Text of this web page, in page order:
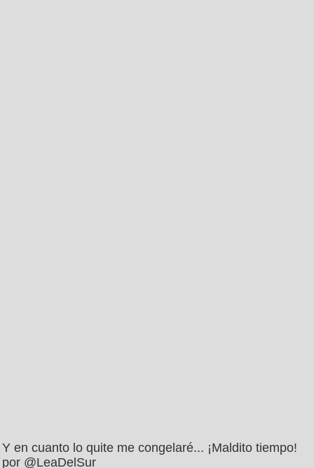
Y en cuanto lo quite me congelaré... ¡Maldito tiempo!
por @LeaDelSur